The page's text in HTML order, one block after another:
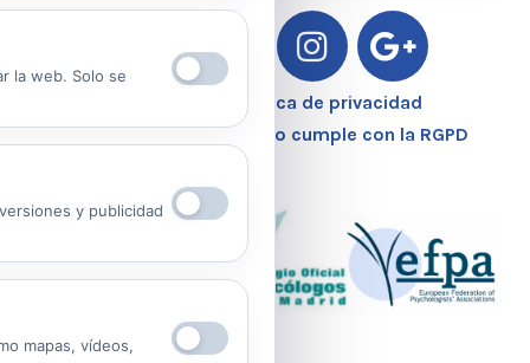
Aviso Legal – Política de privacidad
Nuestro Centro Sanitario cumple con la RGPD
la web. Solo se
y publicidad
mapas, vídeos,